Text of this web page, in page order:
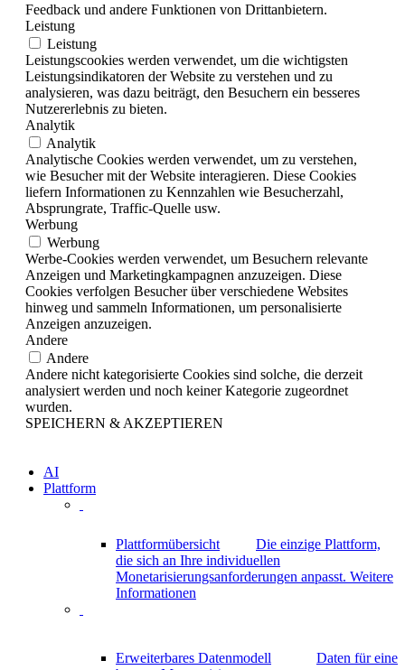
Feedback und andere Funktionen von Drittanbietern.
Leistung
Leistung
Leistungscookies werden verwendet, um die wichtigsten
Leistungsindikatoren der Website zu verstehen und zu
analysieren, was dazu beiträgt, den Besuchern ein besseres
Nutzererlebnis zu bieten.
Analytik
Analytik
Analytische Cookies werden verwendet, um zu verstehen,
wie Besucher mit der Website interagieren. Diese Cookies
liefern Informationen zu Kennzahlen wie Besucherzahl,
Absprungrate, Traffic-Quelle usw.
Werbung
Werbung
Werbe-Cookies werden verwendet, um Besuchern relevante
Anzeigen und Marketingkampagnen anzuzeigen. Diese
Cookies verfolgen Besucher über verschiedene Websites
hinweg und sammeln Informationen, um personalisierte
Anzeigen anzuzeigen.
Andere
Andere
Andere nicht kategorisierte Cookies sind solche, die derzeit
analysiert werden und noch keiner Kategorie zugeordnet
wurden.
SPEICHERN & AKZEPTIEREN
AI
Plattform
Plattformübersicht
Die einzige Plattform,
die sich an Ihre individuellen
Monetarisierungsanforderungen anpasst. Weitere
Informationen
Erweiterbares Datenmodell
Daten für eine